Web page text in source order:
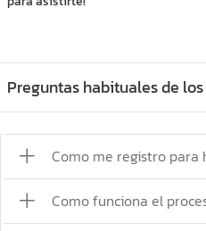
Preguntas habituales de
Como me registro para
Como funciona el